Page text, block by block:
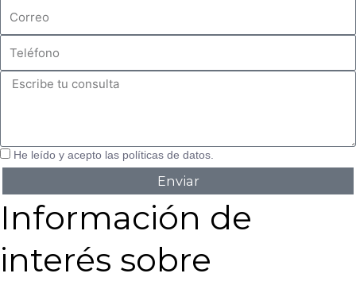
r
C
l
e
o
l
n
n
u
He leído y acepto las políticas de datos.
Enviar
Información de
interés sobre